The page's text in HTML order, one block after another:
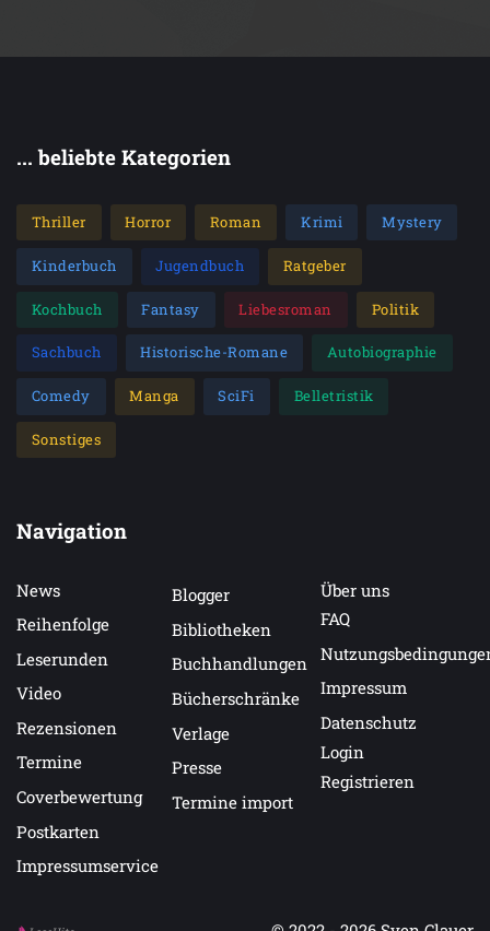
denn ihr Depeschenboot wird von einem
weiter Weg.
... beliebte Kategorien
Thriller Horror Roman Krimi Mystery
Kinderbuch Jugendbuch Ratgeber
Kochbuch Fantasy Liebesroman Politik
Sachbuch Historische-Romane Autobiographie
Comedy Manga SciFi Belletristik
Sonstiges
Navigation
News
Reihenfolge
Leserunden
Video
Rezensionen
Termine
Coverbewertung
Postkarten
Impressumservice
Blogger
Bibliotheken
Buchhandlungen
Bücherschränke
Verlage
Presse
Termine import
Über uns
FAQ
Impressum
Datenschutz
Login
Registrieren